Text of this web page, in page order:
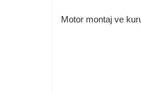
Motor montaj ve